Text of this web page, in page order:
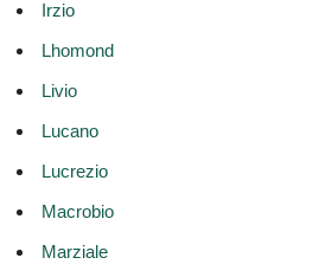
Irzio
Lhomond
Livio
Lucano
Lucrezio
Macrobio
Marziale